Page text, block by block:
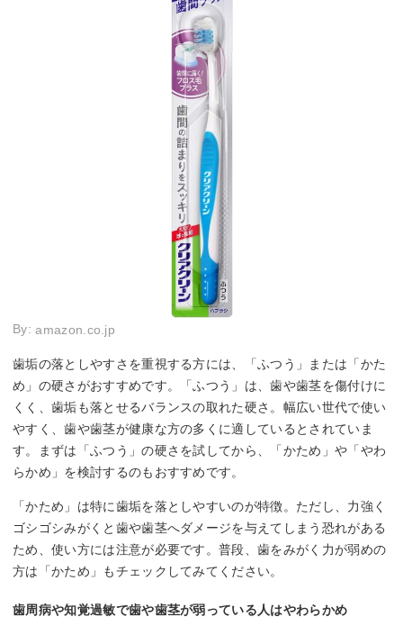
By:amazon.co.jp
歯垢の落としやすさを重視する方には、「ふつう」または「かた
め」の硬さがおすすめです。「ふつう」は、歯や歯茎を傷付けに
くく、歯垢も落とせるバランスの取れた硬さ。幅広い世代で使い
やすく、歯や歯茎が健康な方の多くに適しているとされていま
す。まずは「ふつう」の硬さを試してから、「かため」や「やわ
らかめ」を検討するのもおすすめです。
「かため」は特に歯垢を落としやすいのが特徴。ただし、力強く
ゴシゴシみがくと歯や歯茎へダメージを与えてしまう恐れがある
ため、使い方には注意が必要です。普段、歯をみがく力が弱めの
方は「かため」もチェックしてみてください。
歯周病や知覚過敏で歯や歯茎が弱っている人はやわらかめ